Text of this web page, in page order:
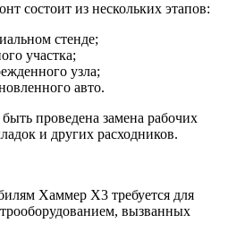
состоит из нескольких этапов:
стенде;
участка;
узла;
авто.
проведена замена рабочих
и других расходников.
Хаммер Х3 требуется для
вызванных